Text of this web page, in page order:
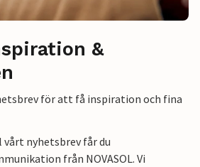
&
för att få inspiration och fina
nyhetsbrev får du
från NOVASOL. Vi